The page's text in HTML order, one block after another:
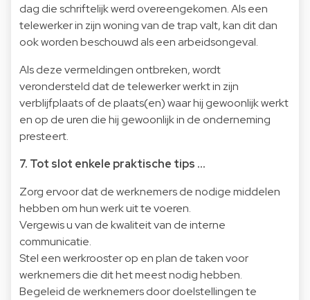
dag die schriftelijk werd overeengekomen. Als een
telewerker in zijn woning van de trap valt, kan dit dan
ook worden beschouwd als een arbeidsongeval.
Als deze vermeldingen ontbreken, wordt
verondersteld dat de telewerker werkt in zijn
verblijfplaats of de plaats(en) waar hij gewoonlijk werkt
en op de uren die hij gewoonlijk in de onderneming
presteert.
7. Tot slot enkele praktische tips …
Zorg ervoor dat de werknemers de nodige middelen
hebben om hun werk uit te voeren.
Vergewis u van de kwaliteit van de interne
communicatie.
Stel een werkrooster op en plan de taken voor
werknemers die dit het meest nodig hebben.
Begeleid de werknemers door doelstellingen te